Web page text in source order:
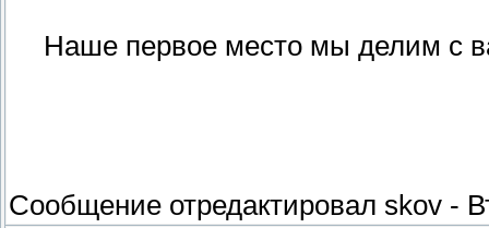
Наше первое место мы делим с
Сообщение отредактировал skov -